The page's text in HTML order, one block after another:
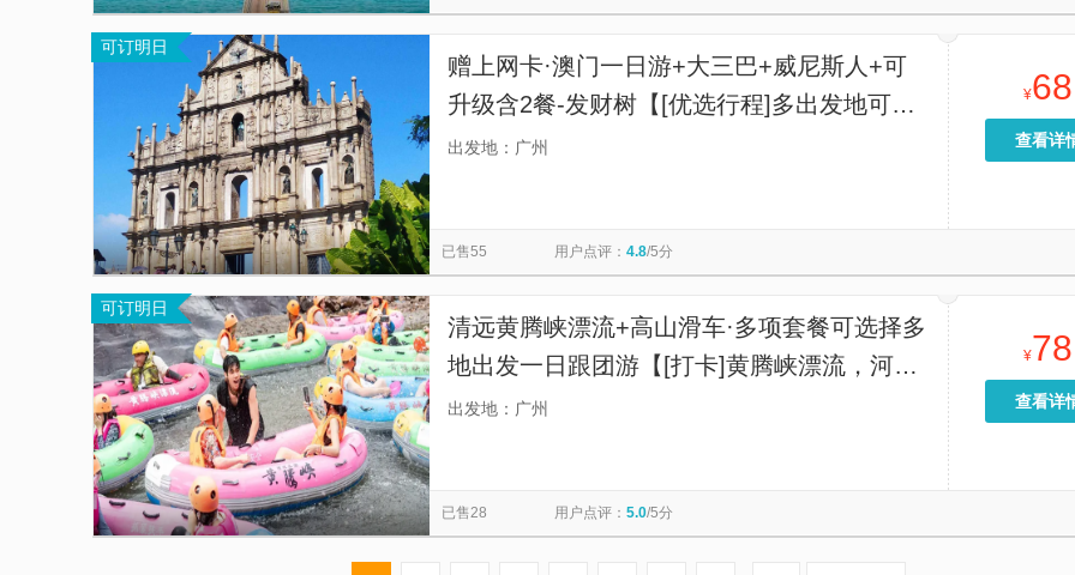
可订明日
赠上网卡·澳门一日游+大三巴+威尼斯人+可
升级含2餐-发财树【[优选行程]多出发地可选|
澳门历史城区经典游+大三巴+威尼斯人+巴黎
出发地：广州
¥68
查看详
已售55 用户点评： 4.8/5分
可订明日
清远黄腾峡漂流+高山滑车·多项套餐可选择多
地出发一日跟团游【[打卡]黄腾峡漂流，河道
落差大，河道长而陡，刺激游客的感官】
出发地：广州
¥78
查看详
已售28 用户点评： 5.0/5分